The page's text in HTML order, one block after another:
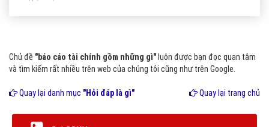
Chủ đề "báo cáo tài chính gồm những gì" luôn được bạn đọc quan tâm
và tìm kiếm rất nhiều trên web của chúng tôi cũng như trên Google.
Quay lại danh mục "Hỏi đáp là gì" Quay lại trang chủ